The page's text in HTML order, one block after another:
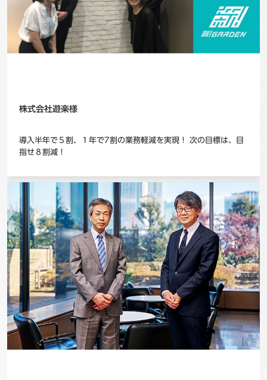
株式会社遊楽様
導入半年で５割、１年で7割の業務軽減を実現！ 次の目標は、目
指せ８割減！